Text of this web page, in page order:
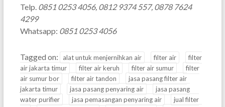
Telp. 0851 0253 4056, 0812 9374 557, 0878 7624
4299
Whatsapp: 0851 0253 4056
Tagged on: alat untuk menjernihkan air filter air
filter
air jakarta timur
filter air keruh filter air sumur
filter
air sumur bor
filter air tandon
jasa pasang filter air
jakarta timur
jasa pasang penyaring air
jasa pasang
water purifier
jasa pemasangan penyaring air
jual filter